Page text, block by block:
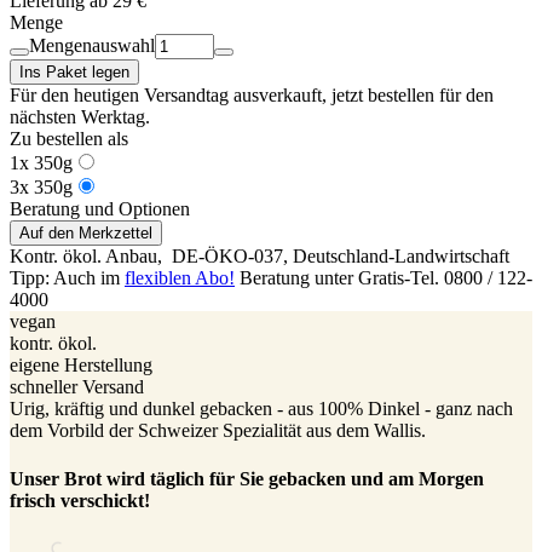
Menge
Mengenauswahl
Ins Paket legen
Für den heutigen Versandtag ausverkauft, jetzt bestellen für den
nächsten Werktag.
Zu bestellen als
1x 350g
3x 350g
Beratung und Optionen
Auf den Merkzettel
Kontr. ökol. Anbau, DE-ÖKO-037, Deutschland-Landwirtschaft
Tipp: Auch im flexiblen Abo! Beratung unter Gratis-Tel. 0800 / 122-
4000
vegan
kontr. ökol.
eigene Herstellung
schneller Versand
Urig, kräftig und dunkel gebacken - aus 100% Dinkel - ganz nach
dem Vorbild der Schweizer Spezialität aus dem Wallis.
Unser Brot wird täglich für Sie gebacken und am Morgen
frisch verschickt!